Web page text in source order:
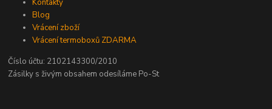
Kontakty
Blog
Vrácení zboží
Vrácení termoboxů ZDARMA
Číslo účtu: 2102143300/2010
Zásilky s živým obsahem odesíláme Po-St